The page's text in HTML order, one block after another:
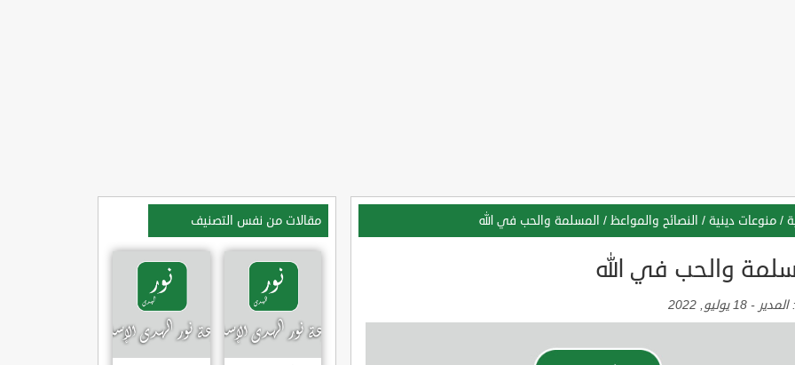
/ منوعات دينية / النصائح والمواعظ / المسلمة والحب في الله
والحب في الله
المدير - 18 يوليو, 2022
مقالات من نفس التصنيف